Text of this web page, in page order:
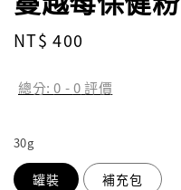
Regular
NT$ 400
總分:0 -0評價
30g
罐裝 補充包